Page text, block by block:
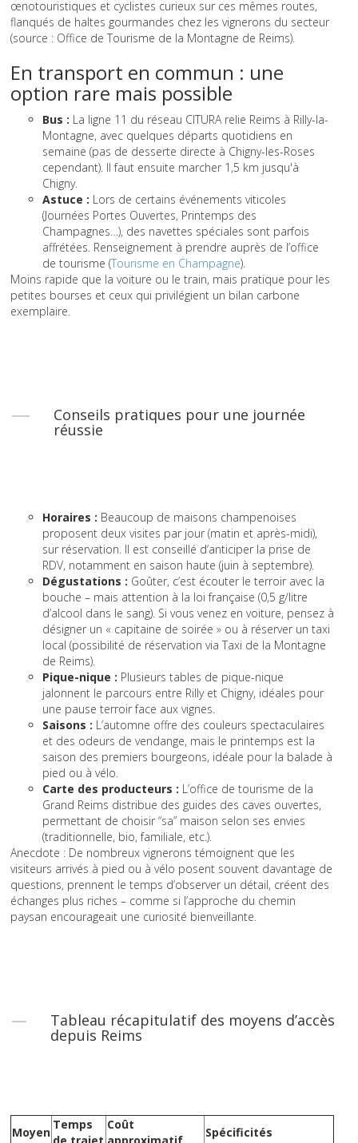
œnotouristiques et cyclistes curieux sur ces mêmes routes,
flanqués de haltes gourmandes chez les vignerons du secteur
(source : Office de Tourisme de la Montagne de Reims).
En transport en commun : une
option rare mais possible
Bus : La ligne 11 du réseau CITURA relie Reims à Rilly-la-
Montagne, avec quelques départs quotidiens en
semaine (pas de desserte directe à Chigny-les-Roses
cependant). Il faut ensuite marcher 1,5 km jusqu'à
Chigny.
Astuce : Lors de certains événements viticoles
(Journées Portes Ouvertes, Printemps des
Champagnes…), des navettes spéciales sont parfois
affrétées. Renseignement à prendre auprès de l’office
de tourisme (Tourisme en Champagne).
Moins rapide que la voiture ou le train, mais pratique pour les
petites bourses et ceux qui privilégient un bilan carbone
exemplaire.
Conseils pratiques pour une journée
réussie
Horaires : Beaucoup de maisons champenoises
proposent deux visites par jour (matin et après-midi),
sur réservation. Il est conseillé d’anticiper la prise de
RDV, notamment en saison haute (juin à septembre).
Dégustations : Goûter, c’est écouter le terroir avec la
bouche – mais attention à la loi française (0,5 g/litre
d’alcool dans le sang). Si vous venez en voiture, pensez à
désigner un « capitaine de soirée » ou à réserver un taxi
local (possibilité de réservation via Taxi de la Montagne
de Reims).
Pique-nique : Plusieurs tables de pique-nique
jalonnent le parcours entre Rilly et Chigny, idéales pour
une pause terroir face aux vignes.
Saisons : L’automne offre des couleurs spectaculaires
et des odeurs de vendange, mais le printemps est la
saison des premiers bourgeons, idéale pour la balade à
pied ou à vélo.
Carte des producteurs : L’office de tourisme de la
Grand Reims distribue des guides des caves ouvertes,
permettant de choisir “sa” maison selon ses envies
(traditionnelle, bio, familiale, etc.).
Anecdote : De nombreux vignerons témoignent que les
visiteurs arrivés à pied ou à vélo posent souvent davantage de
questions, prennent le temps d’observer un détail, créent des
échanges plus riches – comme si l’approche du chemin
paysan encourageait une curiosité bienveillante.
Tableau récapitulatif des moyens d’accès
depuis Reims
Moyen
Temps
Coût
Spécificités